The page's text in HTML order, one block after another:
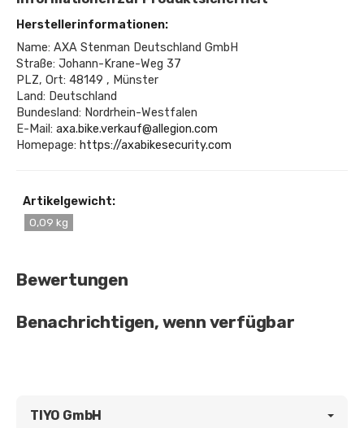
Herstellerinformationen:
Name: AXA Stenman Deutschland GmbH
Straße: Johann-Krane-Weg 37
PLZ, Ort: 48149 , Münster
Land: Deutschland
Bundesland: Nordrhein-Westfalen
E-Mail: axa.bike.verkauf@allegion.com
Homepage: https://axabikesecurity.com
Artikelgewicht:
0,09 kg
Bewertungen
Benachrichtigen, wenn verfügbar
TIYO GmbH